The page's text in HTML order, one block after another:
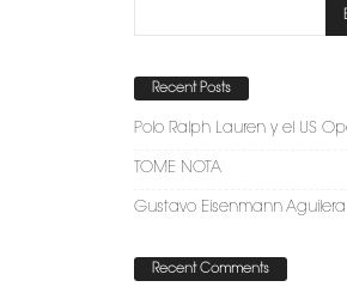
Recent Posts
Polo Ralph Lauren y el US
TOME NOTA
Gustavo Eisenmann Aguilera
Recent Comments